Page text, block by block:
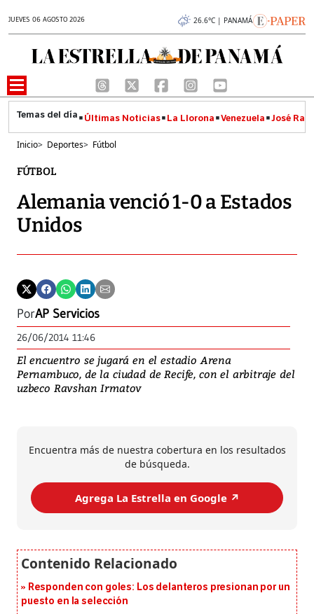
JUEVES 06 AGOSTO 2026 26.6°C | PANAMÁ
Últimas Noticias La Llorona Venezuela José
Inicio> Deportes> Fútbol
FÚTBOL
Alemania venció 1-0 a Estados
Unidos
PorAP Servicios
26/06/2014 11:46
El encuentro se jugará en el estadio Arena
Pernambuco, de la ciudad de Recife, con el arbitraje del
uzbeco Ravshan Irmatov
Encuentra más de nuestra cobertura en los resultados
de búsqueda.
Agrega La Estrella en Google ↗️
Responden con goles: Los delanteros presionan por un
puesto en la selección